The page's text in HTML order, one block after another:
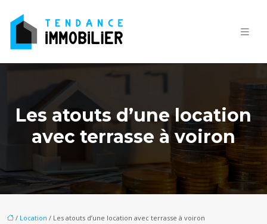
Les atouts d’une location
avec terrasse à voiron
/ Location / Les atouts d’une location avec terrasse à voiron